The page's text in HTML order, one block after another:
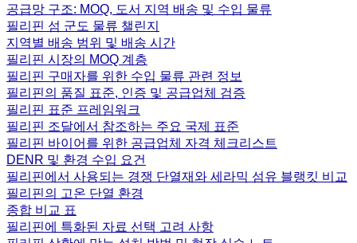
공급망 구조: MOQ, 도서 지역 배송 및 수입 물류
필리핀 섬 군도 물류 챌린지
지역별 배송 범위 및 배송 시간
필리핀 시장의 MOQ 계층
필리핀 구매자를 위한 수입 물류 관련 정보
필리핀의 품질 표준, 인증 및 공급업체 검증
필리핀 표준 프레임워크
필리핀 조달에서 참조하는 주요 국제 표준
필리핀 바이어를 위한 공급업체 자격 체크리스트
DENR 및 환경 수입 요건
필리핀에서 사용되는 경쟁 단열재와 세라믹 섬유 블랭킷 비교
필리핀의 고온 단열 환경
종합 비교 표
필리핀에 특화된 자료 선택 고려 사항